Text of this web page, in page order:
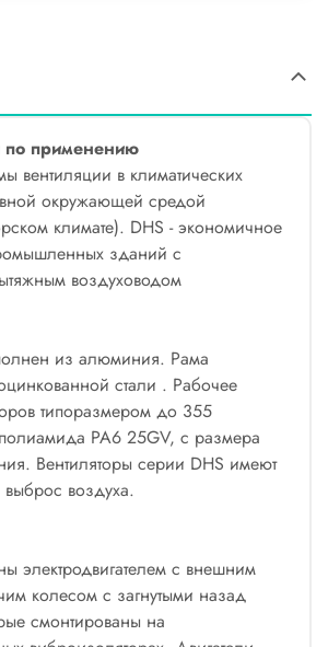
применению
вентиляции в климатических
окружающей средой
климате). DHS - экономичное
зданий с
воздуховодом
из алюминия. Рама
стали . Рабочее
типоразмером до 355
PA6 25GV, с размера
Вентиляторы серии DHS имеют
воздуха.
электродвигателем с внешним
колесом с загнутыми назад
смонтированы на